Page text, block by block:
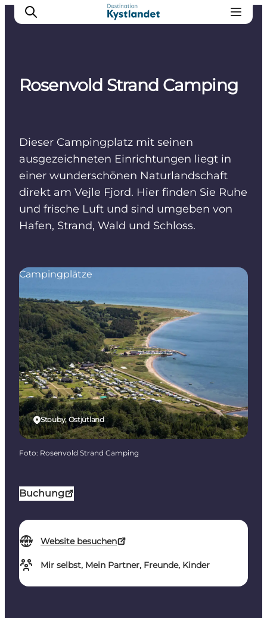
Unterkünfte
Camping
Rosenvold Strand Camping
Dieser Campingplatz mit seinen
ausgezeichneten Einrichtungen liegt in
einer wunderschönen Naturlandschaft
direkt am Vejle Fjord. Hier finden Sie Ruhe
und frische Luft und sind umgeben von
Hafen, Strand, Wald und Schloss.
Buchung
Website besuchen
Mir selbst, Mein Partner, Freunde, Kinder
Stouby, Ostjütland
Campingplätze
Foto: Rosenvold Strand Camping